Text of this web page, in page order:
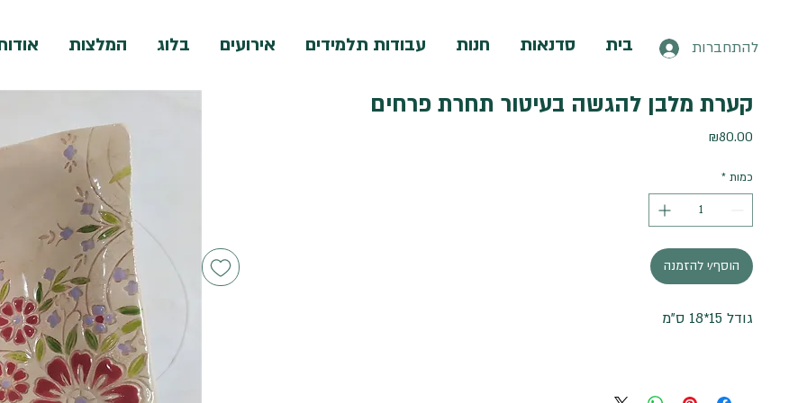
בית סדנאות חנות עבודות תלמידים אירועים בלוג המלצות להתחברות
קערת מלבן להגשה בעיטור תחרת פרחים
₪80.00
כמות *
הוסף/י להזמנה
גודל 15*18 ס"מ